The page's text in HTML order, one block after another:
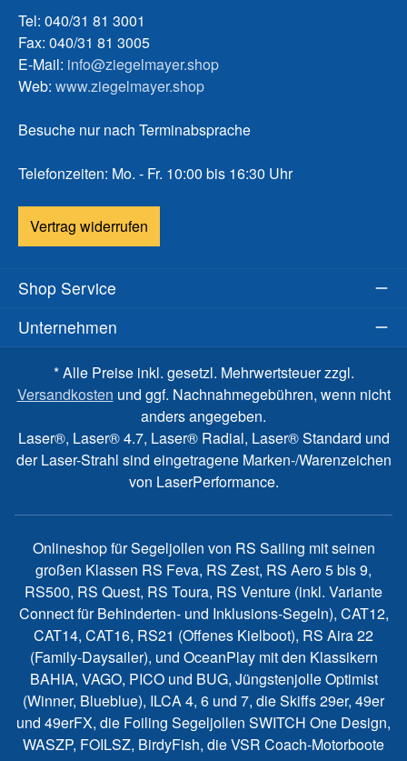
Tel: 040/31 81 3001
Fax: 040/31 81 3005
E-Mail: info@ziegelmayer.shop
Web: www.ziegelmayer.shop
Besuche nur nach Terminabsprache
Telefonzeiten: Mo. - Fr. 10:00 bis 16:30 Uhr
Vertrag widerrufen
Shop Service
Unternehmen
* Alle Preise inkl. gesetzl. Mehrwertsteuer zzgl.
Versandkosten und ggf. Nachnahmegebühren, wenn nicht
anders angegeben.
Laser®, Laser® 4.7, Laser® Radial, Laser® Standard und
der Laser-Strahl sind eingetragene Marken-/Warenzeichen
von LaserPerformance.
Onlineshop für Segeljollen von RS Sailing mit seinen
großen Klassen RS Feva, RS Zest, RS Aero 5 bis 9,
RS500, RS Quest, RS Toura, RS Venture (inkl. Variante
Connect für Behinderten- und Inklusions-Segeln), CAT12,
CAT14, CAT16, RS21 (Offenes Kielboot), RS Aira 22
(Family-Daysailer), und OceanPlay mit den Klassikern
BAHIA, VAGO, PICO und BUG, Jüngstenjolle Optimist
(Winner, Blueblue), ILCA 4, 6 und 7, die Skiffs 29er, 49er
und 49erFX, die Foiling Segeljollen SWITCH One Design,
WASZP, FOILSZ, BirdyFish, die VSR Coach-Motorboote